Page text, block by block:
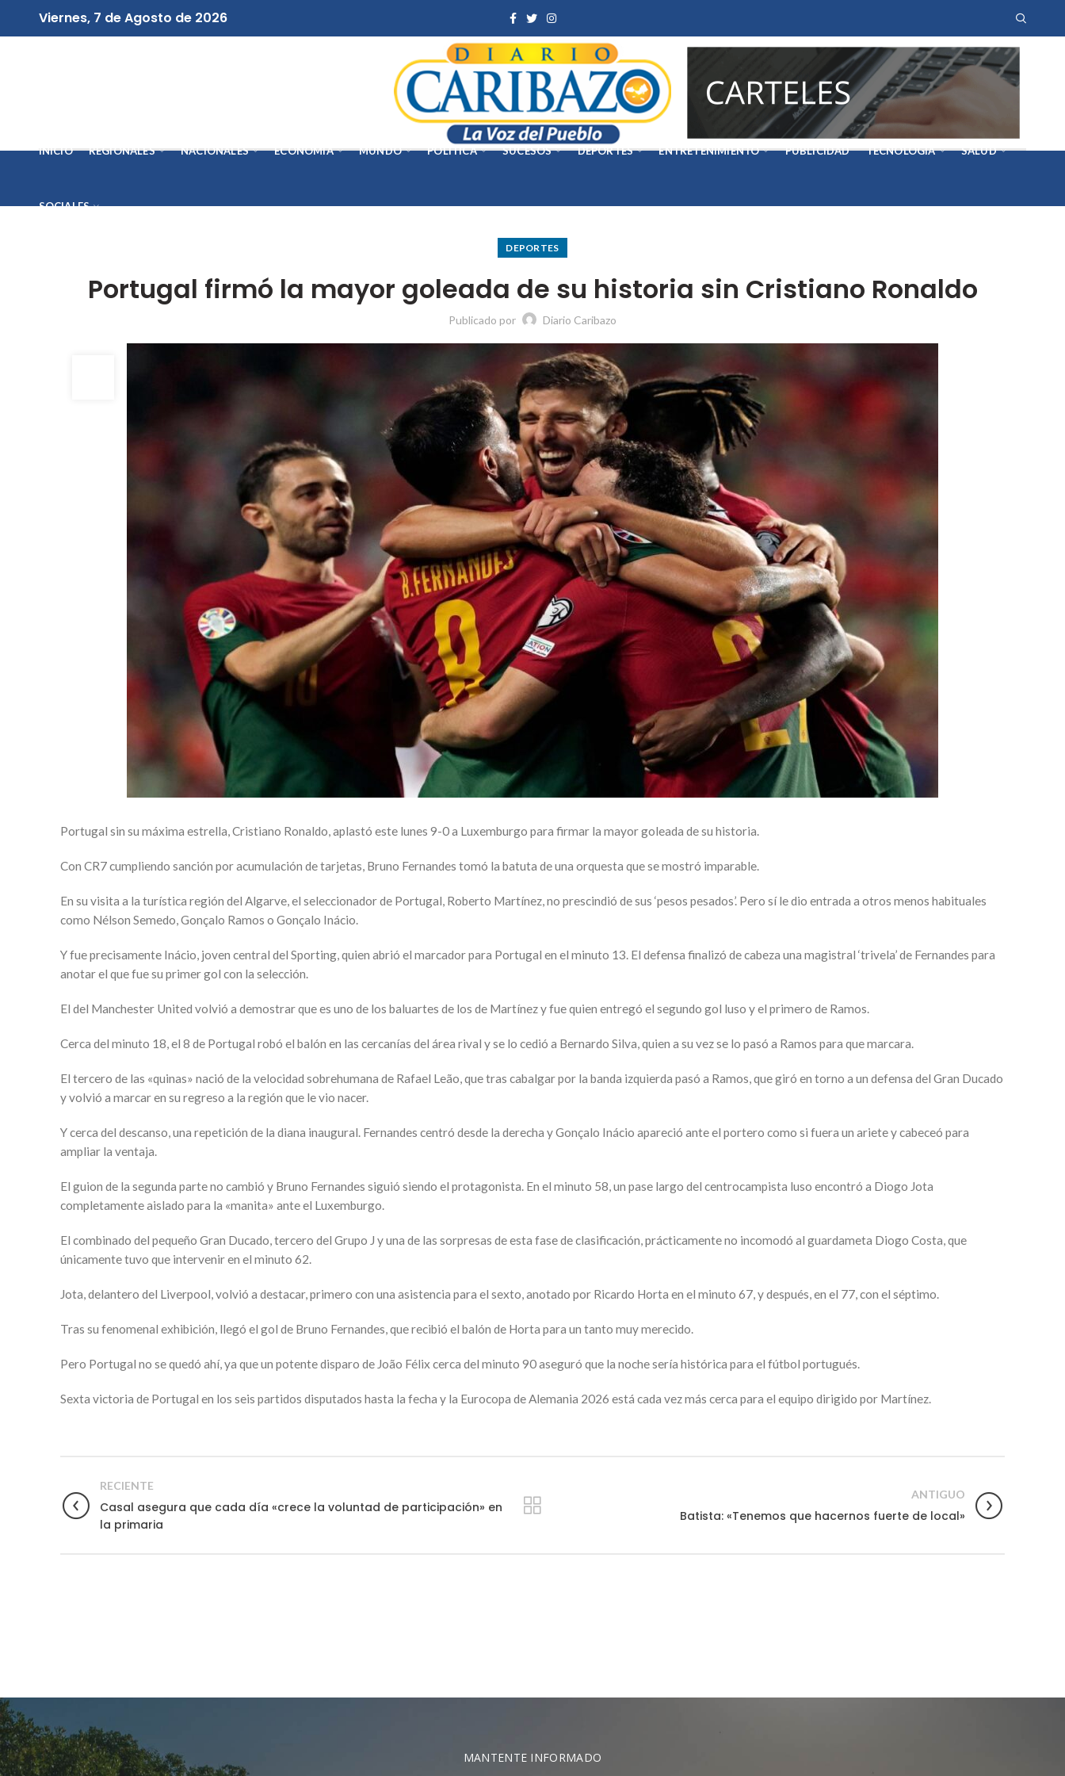
Viernes, 7 de Agosto de 2026
INICIO REGIONALES NACIONALES ECONOMÍA MUNDO POLÍTICA SUCESOS DEPORTES ENTRETENIMIENTO PUBLICIDAD TECNOLOGÍA SALUD
SOCIALES
DEPORTES
Portugal firmó la mayor goleada de su historia sin Cristiano Ronaldo
Publicado por Diario Caribazo
Portugal sin su máxima estrella, Cristiano Ronaldo, aplastó este lunes 9-0 a Luxemburgo para firmar la mayor goleada de su historia.
Con CR7 cumpliendo sanción por acumulación de tarjetas, Bruno Fernandes tomó la batuta de una orquesta que se mostró imparable.
En su visita a la turística región del Algarve, el seleccionador de Portugal, Roberto Martínez, no prescindió de sus ‘pesos pesados’. Pero sí le dio entrada a otros menos habituales
como Nélson Semedo, Gonçalo Ramos o Gonçalo Inácio.
Y fue precisamente Inácio, joven central del Sporting, quien abrió el marcador para Portugal en el minuto 13. El defensa finalizó de cabeza una magistral ‘trivela’ de Fernandes para
anotar el que fue su primer gol con la selección.
El del Manchester United volvió a demostrar que es uno de los baluartes de los de Martínez y fue quien entregó el segundo gol luso y el primero de Ramos.
Cerca del minuto 18, el 8 de Portugal robó el balón en las cercanías del área rival y se lo cedió a Bernardo Silva, quien a su vez se lo pasó a Ramos para que marcara.
El tercero de las «quinas» nació de la velocidad sobrehumana de Rafael Leão, que tras cabalgar por la banda izquierda pasó a Ramos, que giró en torno a un defensa del Gran Ducado
y volvió a marcar en su regreso a la región que le vio nacer.
Y cerca del descanso, una repetición de la diana inaugural. Fernandes centró desde la derecha y Gonçalo Inácio apareció ante el portero como si fuera un ariete y cabeceó para
ampliar la ventaja.
El guion de la segunda parte no cambió y Bruno Fernandes siguió siendo el protagonista. En el minuto 58, un pase largo del centrocampista luso encontró a Diogo Jota
completamente aislado para la «manita» ante el Luxemburgo.
El combinado del pequeño Gran Ducado, tercero del Grupo J y una de las sorpresas de esta fase de clasificación, prácticamente no incomodó al guardameta Diogo Costa, que
únicamente tuvo que intervenir en el minuto 62.
Jota, delantero del Liverpool, volvió a destacar, primero con una asistencia para el sexto, anotado por Ricardo Horta en el minuto 67, y después, en el 77, con el séptimo.
Tras su fenomenal exhibición, llegó el gol de Bruno Fernandes, que recibió el balón de Horta para un tanto muy merecido.
Pero Portugal no se quedó ahí, ya que un potente disparo de João Félix cerca del minuto 90 aseguró que la noche sería histórica para el fútbol portugués.
Sexta victoria de Portugal en los seis partidos disputados hasta la fecha y la Eurocopa de Alemania 2026 está cada vez más cerca para el equipo dirigido por Martínez.
RECIENTE
Casal asegura que cada día «crece la voluntad de participación» en
la primaria
ANTIGUO
Batista: «Tenemos que hacernos fuerte de local»
MANTENTE INFORMADO